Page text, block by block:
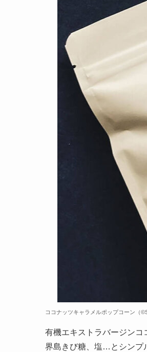
ココナッツキャラメルポップコーン（
有機エキストラバージン
界島きび糖、塩…とシンプ